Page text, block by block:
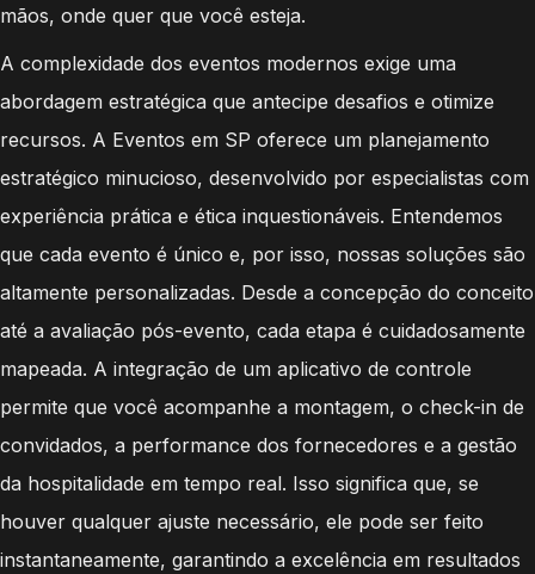
mãos, onde quer que você esteja.
A complexidade dos eventos modernos exige uma
abordagem estratégica que antecipe desafios e otimize
recursos. A Eventos em SP oferece um planejamento
estratégico minucioso, desenvolvido por especialistas com
experiência prática e ética inquestionáveis. Entendemos
que cada evento é único e, por isso, nossas soluções são
altamente personalizadas. Desde a concepção do conceito
até a avaliação pós-evento, cada etapa é cuidadosamente
mapeada. A integração de um aplicativo de controle
permite que você acompanhe a montagem, o check-in de
convidados, a performance dos fornecedores e a gestão
da hospitalidade em tempo real. Isso significa que, se
houver qualquer ajuste necessário, ele pode ser feito
instantaneamente, garantindo a excelência em resultados